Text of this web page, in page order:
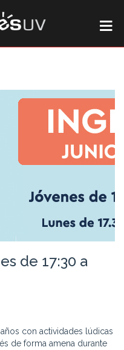
de 17:30 a
con actividades lúdicas
de forma amena durante